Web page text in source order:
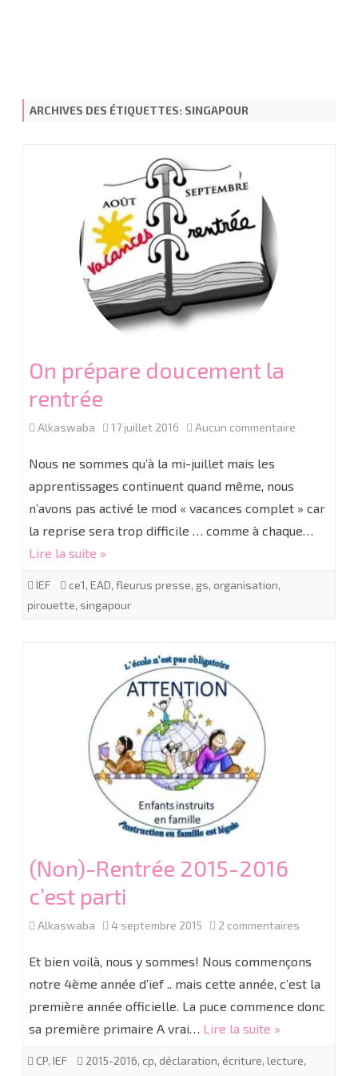
ARCHIVES DES ÉTIQUETTES: SINGAPOUR
On prépare doucement la
rentrée
Alkaswaba 17 juillet 2016 Aucun commentaire
doucement
la
Nous ne sommes qu’à la mi-juillet mais les
apprentissages continuent quand même, nous
n’avons pas activé le mod « vacances complet » car
la reprise sera trop difficile … comme à chaque…
Lire la suite »
IEF ce1, EAD, fleurus presse, gs, organisation,
pirouette, singapour
(Non)-Rentrée 2015-2016
c’est parti
Alkaswaba 4 septembre 2015 2 commentaires
Rentrée
2015-
c’est
Et bien voilà, nous y sommes! Nous commençons
notre 4ème année d’ief .. mais cette année, c’est la
première année officielle. La puce commence donc
sa première primaire A vrai… Lire la suite »
CP, IEF 2015-2016, cp, déclaration, écriture, lecture,